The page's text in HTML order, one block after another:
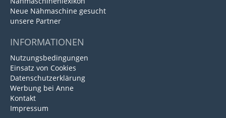
Neue Nähmaschine gesucht
unsere Partner
INFORMATIONEN
Nutzungsbedingungen
Einsatz von Cookies
Datenschutzerklärung
Werbung bei Anne
Kontakt
Impressum